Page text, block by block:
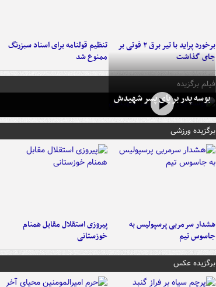
برخورد پراید با تیر برق ۲ فوتی بر
جای گذاشت
تنظیم قولنامه برای اسناد سبزرنگ
ممنوع شد
فیلم برگزیده
بوسه‌ پدر بر پای پسر شهیدش
برگزیده ورزشی
هشدار سرمربی پرسپولیس به
جاسوس تیم
پیروزی استقلال مقابل همنام
خوزستانی
برگزیده عکس